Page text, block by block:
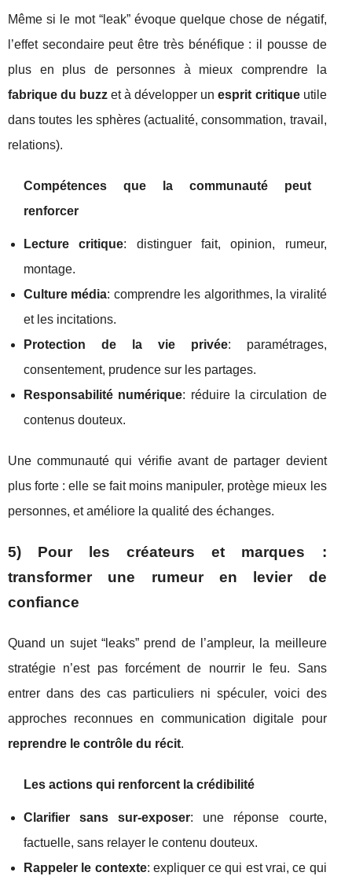
Même si le mot “leak” évoque quelque chose de négatif,
l’effet secondaire peut être très bénéfique : il pousse de
plus en plus de personnes à mieux comprendre la
fabrique du buzz et à développer unesprit critiqueutile
dans toutes les sphères (actualité, consommation, travail,
relations).
Compétences que la communauté peut
renforcer
Lecture critique: distinguer fait, opinion, rumeur,
montage.
Culture média: comprendre les algorithmes, la viralité
et les incitations.
Protection de la vie privée: paramétrages,
consentement, prudence sur les partages.
Responsabilité numérique: réduire la circulation de
contenus douteux.
Une communauté qui vérifie avant de partager devient
plus forte : elle se fait moins manipuler, protège mieux les
personnes, et améliore la qualité des échanges.
5) Pour les créateurs et marques :
transformer une rumeur en levier de
confiance
Quand un sujet “leaks” prend de l’ampleur, la meilleure
stratégie n’est pas forcément de nourrir le feu. Sans
entrer dans des cas particuliers ni spéculer, voici des
approches reconnues en communication digitale pour
reprendre le contrôle du récit.
Les actions qui renforcent la crédibilité
Clarifier sans sur-exposer: une réponse courte,
factuelle, sans relayer le contenu douteux.
Rappeler le contexte: expliquer ce qui est vrai, ce qui